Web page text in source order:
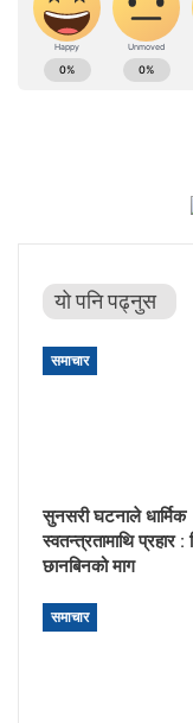
यो पनि पढ्नुस
समाचार
सुनसरी घटनाले धार्मिक
स्वतन्त्रतामाथि प्रहार :
छानबिनको माग
समाचार